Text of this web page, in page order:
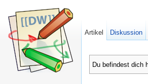
Du befindest dich
Artikel Diskussion